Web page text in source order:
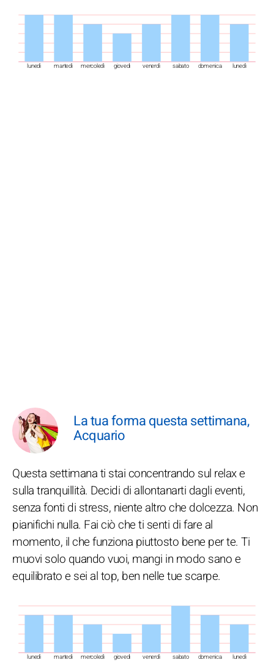
lunedì martedì mercoledì giovedì venerdì sabato domenica lunedì
La tua forma questa settimana,
Acquario
lunedì martedì mercoledì giovedì venerdì sabato domenica lunedì
Questa settimana ti stai concentrando sul relax e
sulla tranquillità. Decidi di allontanarti dagli eventi,
senza fonti di stress, niente altro che dolcezza. Non
pianifichi nulla. Fai ciò che ti senti di fare al
momento, il che funziona piuttosto bene per te. Ti
muovi solo quando vuoi, mangi in modo sano e
equilibrato e sei al top, ben nelle tue scarpe.